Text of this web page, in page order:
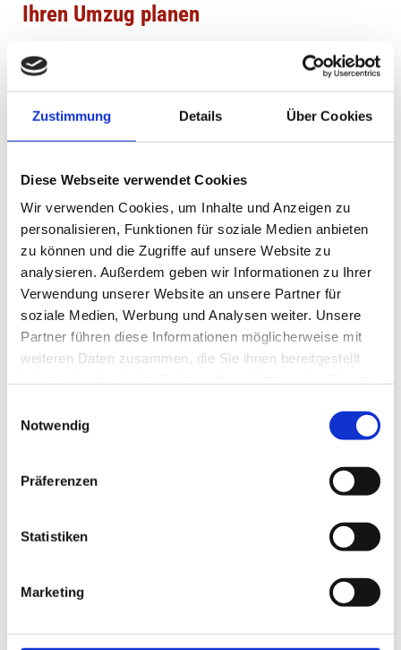
Zustimmung Details Über Cookies
Diese Webseite verwendet Cookies
Wir verwenden Cookies, um Inhalte und Anzeigen zu
personalisieren, Funktionen für soziale Medien anbieten
zu können und die Zugriffe auf unsere Website zu
analysieren. Außerdem geben wir Informationen zu Ihrer
Verwendung unserer Website an unsere Partner für
soziale Medien, Werbung und Analysen weiter. Unsere
Partner führen diese Informationen möglicherweise mit
weiteren Daten zusammen, die Sie ihnen bereitgestellt
Notwendig
Präferenzen
Statistiken
Marketing
Ihren Umzug planen
Umzugsgutliste hier ausfüllen
Vor- & Nachname
Telefonnummer
E-Mail
Betreff